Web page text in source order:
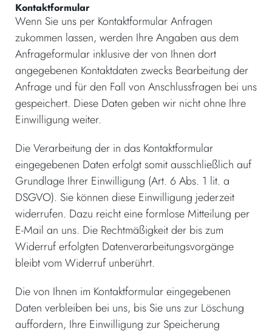
Kontaktformular
Wenn Sie uns per Kontaktformular Anfragen
zukommen lassen, werden Ihre Angaben aus dem
Anfrageformular inklusive der von Ihnen dort
angegebenen Kontaktdaten zwecks Bearbeitung der
Anfrage und für den Fall von Anschlussfragen bei uns
gespeichert. Diese Daten geben wir nicht ohne Ihre
Einwilligung weiter.
Die Verarbeitung der in das Kontaktformular
eingegebenen Daten erfolgt somit ausschließlich auf
Grundlage Ihrer Einwilligung (Art. 6 Abs. 1 lit. a
DSGVO). Sie können diese Einwilligung jederzeit
widerrufen. Dazu reicht eine formlose Mitteilung per
E-Mail an uns. Die Rechtmäßigkeit der bis zum
Widerruf erfolgten Datenverarbeitungsvorgänge
bleibt vom Widerruf unberührt.
Die von Ihnen im Kontaktformular eingegebenen
Daten verbleiben bei uns, bis Sie uns zur Löschung
auffordern, Ihre Einwilligung zur Speicherung